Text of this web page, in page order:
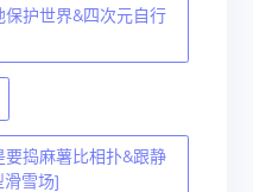
护世界&四次元自行
捣麻薯比相扑&跟静
雪场]